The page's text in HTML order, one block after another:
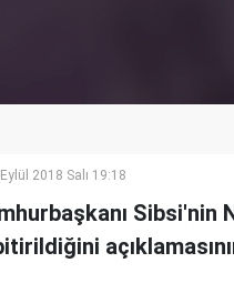
2018 Salı 19:18
Sibsi'nin